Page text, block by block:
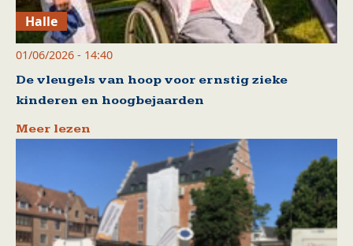
Halle
01/06/2026 - 14:40
De vleugels van hoop voor ernstig zieke
kinderen en hoogbejaarden
Meer lezen